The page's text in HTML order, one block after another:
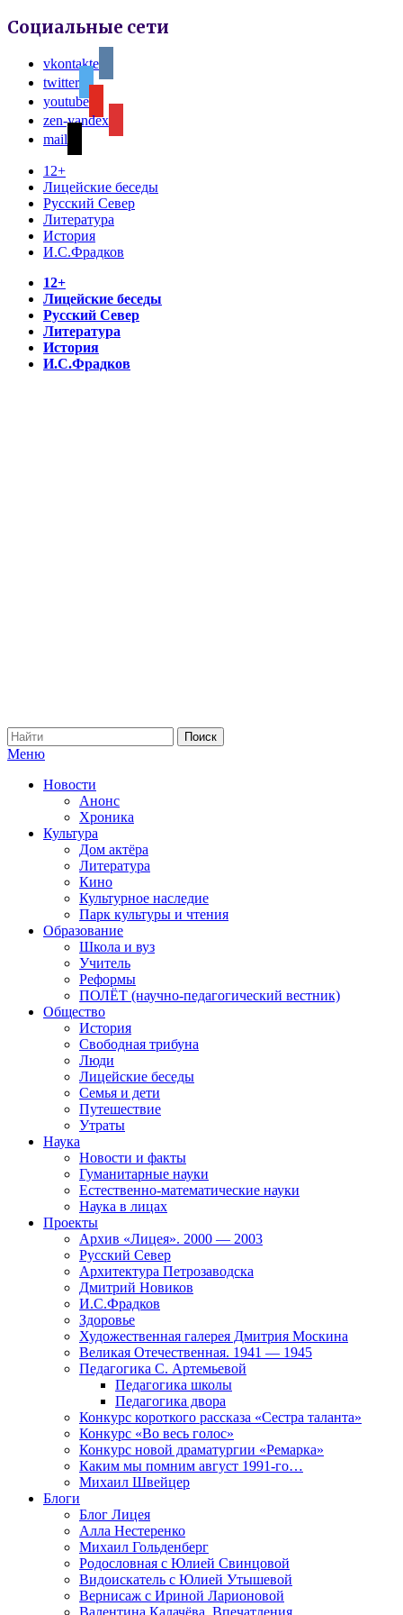
Социальные сети
vkontakte
twitter
youtube
zen-yandex
mail
12+
Лицейские беседы
Русский Север
Литература
История
И.С.Фрадков
12+
Лицейские беседы
Русский Север
Литература
История
И.С.Фрадков
Меню
Новости
Анонс
Хроника
Культура
Дом актёра
Литература
Кино
Культурное наследие
Парк культуры и чтения
Образование
Школа и вуз
Учитель
Реформы
ПОЛЁТ (научно-педагогический вестник)
Общество
История
Свободная трибуна
Люди
Лицейские беседы
Семья и дети
Путешествие
Утраты
Наука
Новости и факты
Гуманитарные науки
Естественно-математические науки
Наука в лицах
Проекты
Архив «Лицея». 2000 — 2003
Русский Север
Архитектура Петрозаводска
Дмитрий Новиков
И.С.Фрадков
Здоровье
Художественная галерея Дмитрия Москина
Великая Отечественная. 1941 — 1945
Педагогика С. Артемьевой
Педагогика школы
Педагогика двора
Конкурс короткого рассказа «Сестра таланта»
Конкурс «Во весь голос»
Конкурс новой драматургии «Ремарка»
Каким мы помним август 1991-го…
Михаил Швейцер
Блоги
Блог Лицея
Алла Нестеренко
Михаил Гольденберг
Родословная с Юлией Свинцовой
Видоискатель с Юлией Утышевой
Вернисаж с Ириной Ларионовой